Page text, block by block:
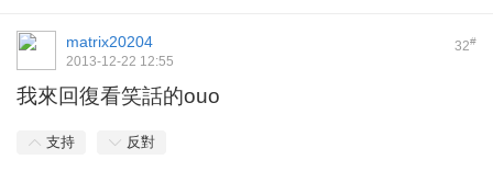
32#
matrix20204
2013-12-22 12:55
我來回復看笑話的ouo
支持 反對